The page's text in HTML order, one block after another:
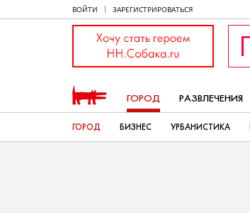
ВОЙТИ ЗАРЕГИСТРИРОВАТЬСЯ
ГОРОД РАЗВЛЕЧЕНИЯ
ГОРОД БИЗНЕС УРБАНИСТИКА